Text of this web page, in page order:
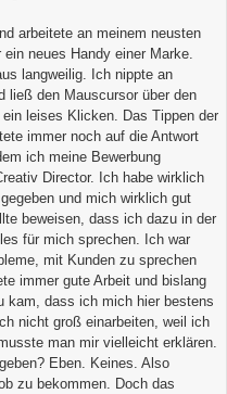
arbeitete an meinem neusten
neues Handy einer Marke.
langweilig. Ich nippte an
ließ den Mauscursor über den
leises Klicken. Das Tippen der
immer noch auf die Antwort
ich meine Bewerbung
Director. Ich habe wirklich
und mich wirklich gut
beweisen, dass ich dazu in der
für mich sprechen. Ich war
mit Kunden zu sprechen
immer gute Arbeit und bislang
kam, dass ich mich hier bestens
nicht groß einarbeiten, weil ich
man mir vielleicht erklären.
Eben. Keines. Also
zu bekommen. Doch das